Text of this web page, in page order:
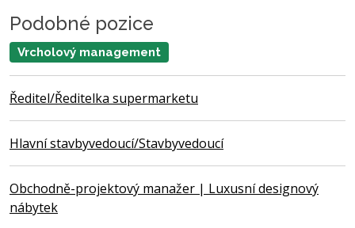
Podobné pozice
Vrcholový management
Ředitel/Ředitelka supermarketu
Hlavní stavbyvedoucí/Stavbyvedoucí
Obchodně-projektový manažer | Luxusní designový
nábytek